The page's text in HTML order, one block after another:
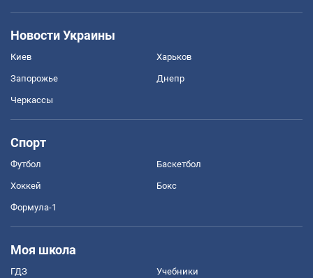
Новости Украины
Киев Харьков
Запорожье Днепр
Черкассы
Спорт
Футбол Баскетбол
Хоккей Бокс
Формула-1
Моя школа
ГДЗ Учебники